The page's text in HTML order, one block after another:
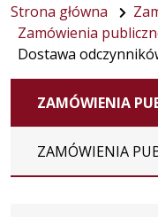
Strona główna
Zamówienia
Dostawa
ZAMÓWIENIA
ZAMÓWIENIA